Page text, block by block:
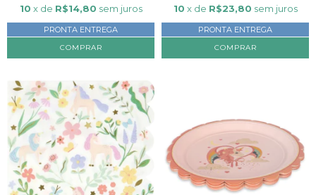
10 x de R$14,80 sem juros
PRONTA ENTREGA
10 x de R$23,80 sem juros
PRONTA ENTREGA